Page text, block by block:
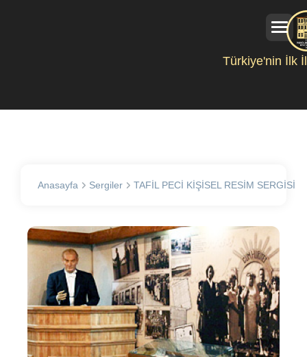
Türkiye'nin İlk
Anasayfa Sergiler TAFİL PECİ KİŞİSEL RESİM SERGİSİ